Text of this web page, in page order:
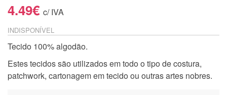
4.49€ c/ IVA
INDISPONÍVEL
Tecido 100% algodão.
Estes tecidos são utilizados em todo o tipo de costura,
patchwork, cartonagem em tecido ou outras artes nobres.